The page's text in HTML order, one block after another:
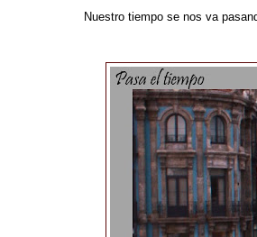
Nuestro tiempo se nos va